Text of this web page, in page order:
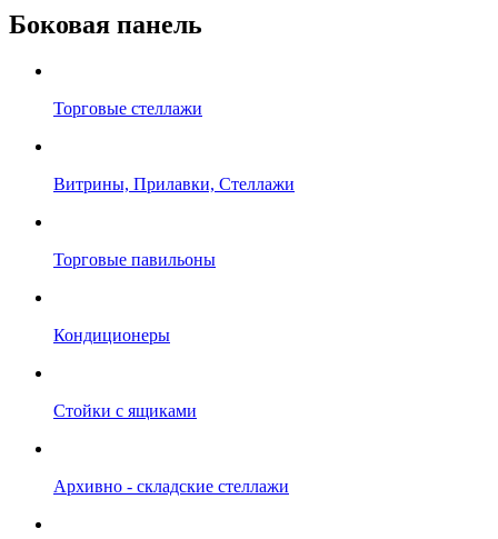
Боковая панель
Торговые стеллажи
Витрины, Прилавки, Стеллажи
Торговые павильоны
Кондиционеры
Стойки с ящиками
Архивно - складские стеллажи